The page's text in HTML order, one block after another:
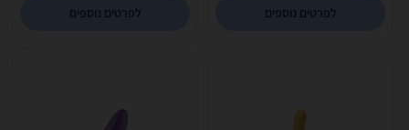
לפרטים נוספים לפרטים נוספים